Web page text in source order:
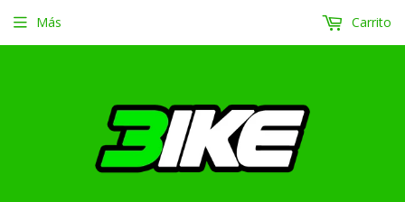
Más Carrito